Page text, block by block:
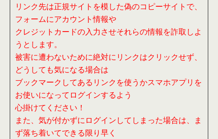
リンク先は正規サイトを模した偽のコピーサイトで、
フォームにアカウント情報や
クレジットカードの入力させそれらの情報を詐取しよ
うとします。
被害に遭わないために絶対にリンクはクリックせず、
どうしても気になる場合は
ブックマークしてあるリンクを使うかスマホアプリを
お使いになってログインするよう
心掛けてください！
また、気が付かずにログインしてしまった場合は、ま
ず落ち着いてできる限り早く